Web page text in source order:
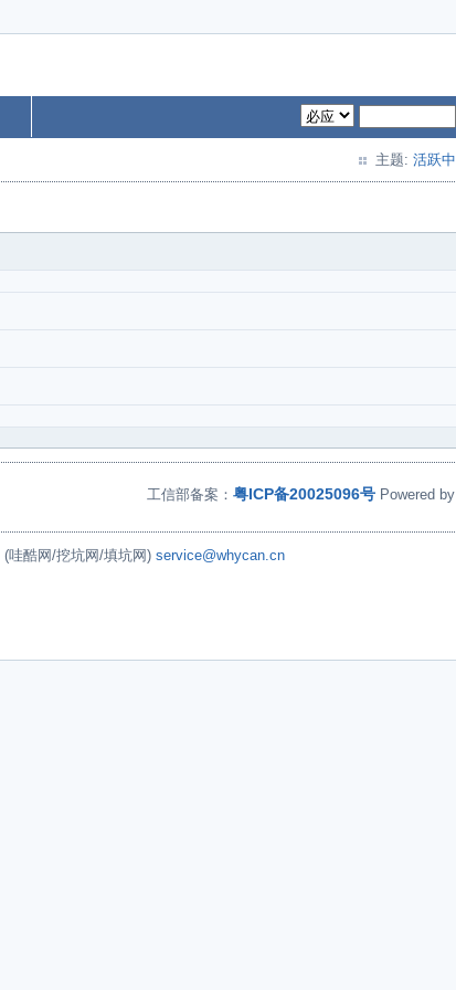
主题: 活跃中
工信部备案： 粤ICP备20025096号 Powered by
(哇酷网/挖坑网/填坑网) service@whycan.cn